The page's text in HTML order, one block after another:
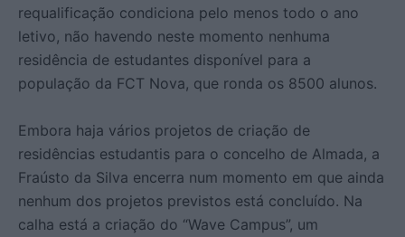
requalificação condiciona pelo menos todo o ano
letivo, não havendo neste momento nenhuma
residência de estudantes disponível para a
população da FCT Nova, que ronda os 8500 alunos.
Embora haja vários projetos de criação de
residências estudantis para o concelho de Almada, a
Fraústo da Silva encerra num momento em que ainda
nenhum dos projetos previstos está concluído. Na
calha está a criação do “Wave Campus”, um